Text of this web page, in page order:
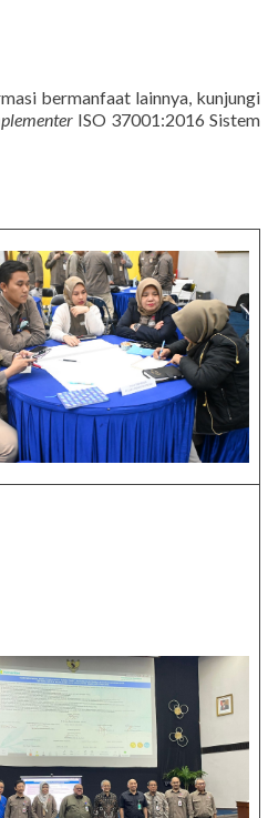
bermanfaat lainnya, kunjungi
ISO 37001:2016 Sistem